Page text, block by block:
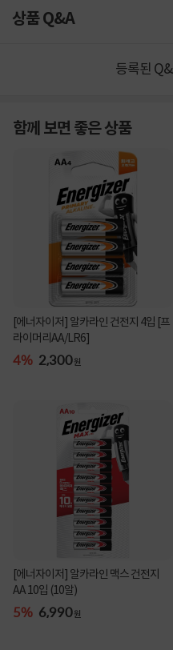
상품 Q&A
등록된
함께 보면 좋은 상품
[에너자이저] 알카라인 건전지 4입 [프
라이머리AA/LR6]
4% 2,300원
[에너자이저] 알카라인 맥스 건전지
AA 10입 (10알)
5% 6,990원